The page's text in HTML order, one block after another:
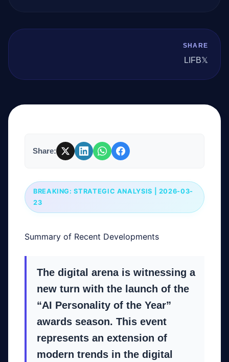
SHARE
𝕏
FB
LI
Share:
BREAKING: STRATEGIC ANALYSIS | 2026-03-
23
Summary of Recent Developments
The digital arena is witnessing a
new turn with the launch of the
“AI Personality of the Year”
awards season. This event
represents an extension of
modern trends in the digital